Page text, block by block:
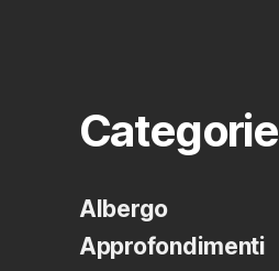
Categorie
Albergo
Approfondimenti